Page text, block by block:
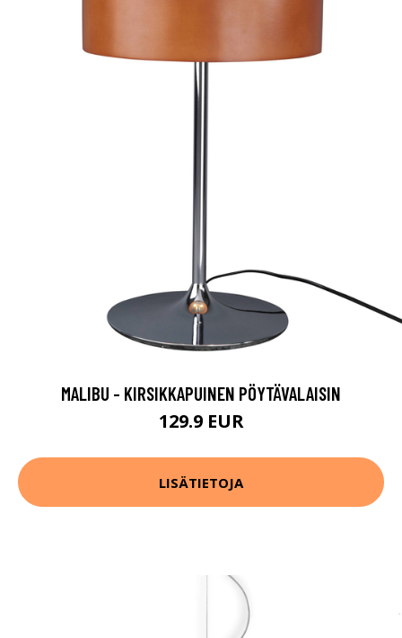
MALIBU - KIRSIKKAPUINEN PÖYTÄVALAISIN
129.9 EUR
LISÄTIETOJA